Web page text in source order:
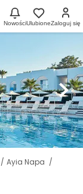
NowościUlubioneZaloguj się
Ayia Napa